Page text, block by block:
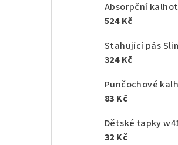
Absorpční
524 Kč
Stahující pás
324 Kč
Punčochové
83 Kč
Dětské ťapky
32 Kč